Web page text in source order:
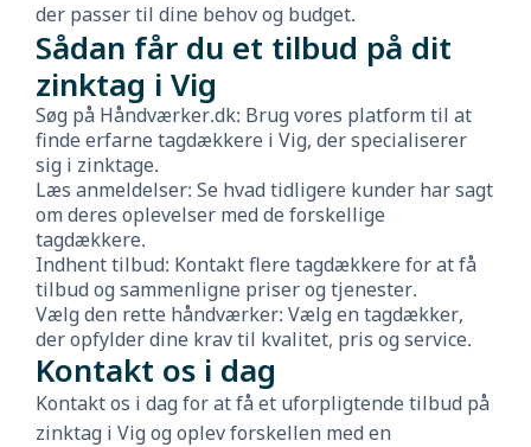
der passer til dine behov og budget.
Sådan får du et tilbud på dit
zinktag i Vig
Søg på Håndværker.dk: Brug vores platform til at
finde erfarne tagdækkere i Vig, der specialiserer
sig i zinktage.
Læs anmeldelser: Se hvad tidligere kunder har sagt
om deres oplevelser med de forskellige
tagdækkere.
Indhent tilbud: Kontakt flere tagdækkere for at få
tilbud og sammenligne priser og tjenester.
Vælg den rette håndværker: Vælg en tagdækker,
der opfylder dine krav til kvalitet, pris og service.
Kontakt os i dag
Kontakt os i dag for at få et uforpligtende tilbud på
zinktag i Vig og oplev forskellen med en